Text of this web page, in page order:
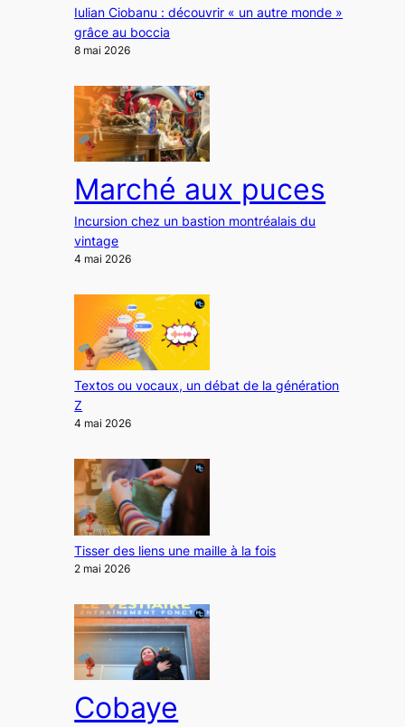
Iulian Ciobanu : découvrir « un autre monde »
grâce au boccia
8 mai 2026
Marché aux puces
Incursion chez un bastion montréalais du
vintage
4 mai 2026
Textos ou vocaux, un débat de la génération
Z
4 mai 2026
Tisser des liens une maille à la fois
2 mai 2026
Cobaye